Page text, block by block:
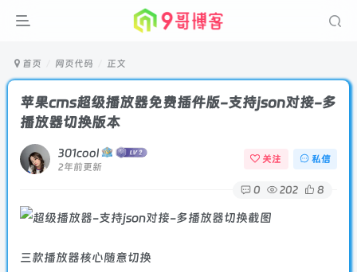
首页 网页代码 正文
苹果cms超级播放器免费插件版-支持json对接-多
播放器切换版本
301cool
2年前更新
关注 私信
0 202 8
三款播放器核心随意切换